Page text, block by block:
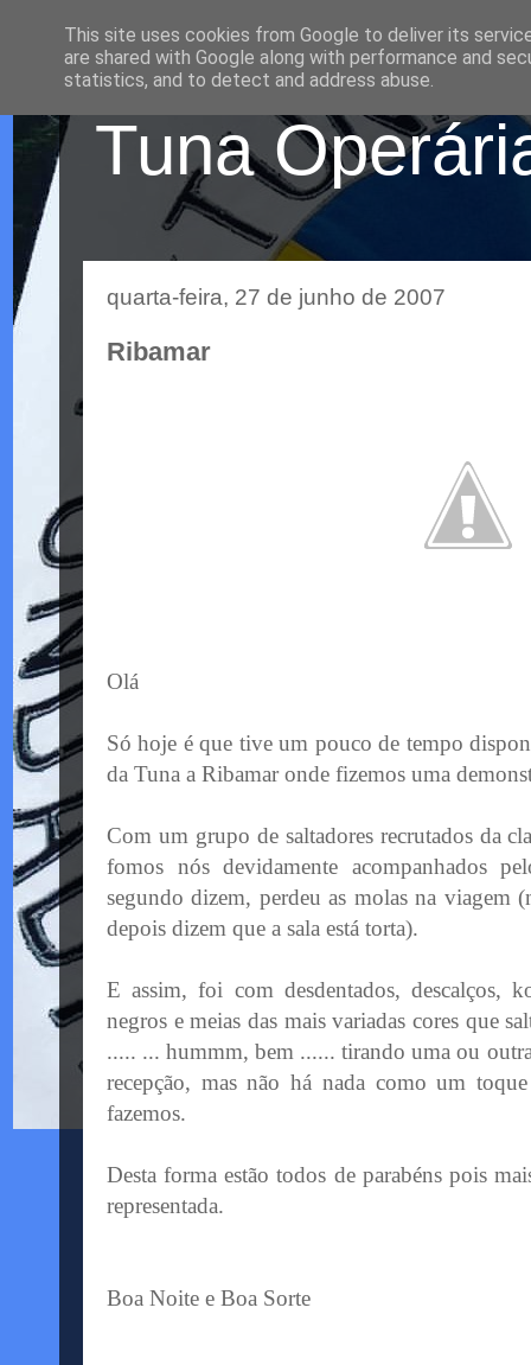
Tuna
quarta-feira, 27 de junho de 2007
Ribamar
Olá
Só hoje é que tive um pouco de tempo
da Tuna a Ribamar onde fizemos uma
Com um grupo de saltadores recrutados da
fomos nós devidamente acompanhados
segundo dizem, perdeu as molas na viagem
depois dizem que a sala está torta).
E assim, foi com desdentados, descalços,
negros e meias das mais variadas cores que
..... ... hummm, bem ...... tirando uma ou
recepção, mas não há nada como um
fazemos.
Desta forma estão todos de parabéns pois
representada.
Boa Noite e Boa Sorte
This site uses cookies from Google to deliver its
are shared with Google along with performance and
statistics, and to detect and address abuse.